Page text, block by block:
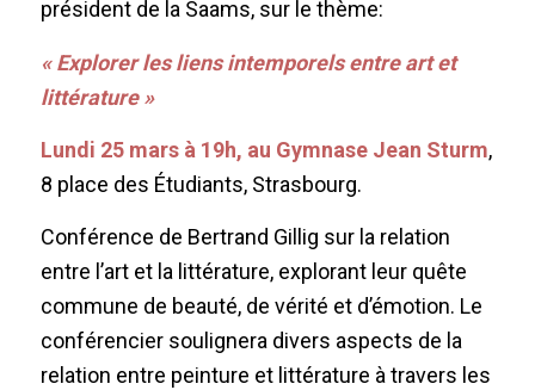
président de la Saams, sur le thème:
« Explorer les liens intemporels entre art et
littérature »
Lundi 25 mars à 19h, au Gymnase Jean Sturm,
8 place des Étudiants, Strasbourg.
Conférence de Bertrand Gillig sur la relation
entre l’art et la littérature, explorant leur quête
commune de beauté, de vérité et d’émotion. Le
conférencier soulignera divers aspects de la
relation entre peinture et littérature à travers les